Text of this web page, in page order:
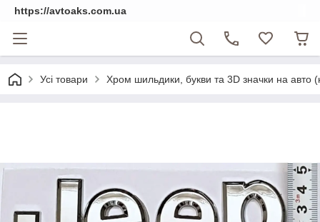
https://avtoaks.com.ua
Усі товари Хром шильдики, букви та 3D значки на авто